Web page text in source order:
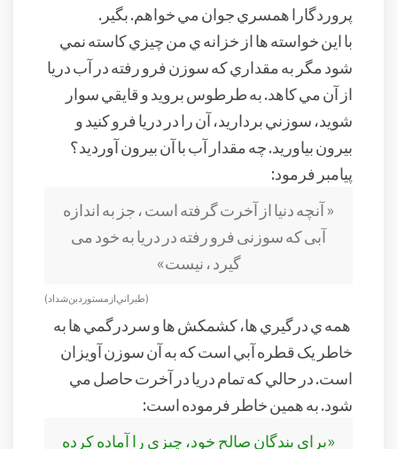
پروردگارا همسري جوان مي خواهم. بگير.
با اين خواسته ها از خزانه ي من چيزي کاسته نمي
شود مگر به مقداري که سوزن فرو رفته در آب دريا
از آن مي کاهد. به طرطوس برويد و قايقي سوار
شويد، سوزني برداريد، آن را در دريا فرو کنيد و
بيرون بياوريد. چه مقدار آب با آن بيرون آورديد؟
پيامبر فرمود:
« آنچه دنيا از آخرت گرفته است ، جز به اندازه
آبى كه سوزنى فرو رفته در دريا به خود مى
گيرد ، نيست»
(طبراني از مستورد بن شداد)
همه ي درگيري ها، کشمکش ها و سردرگمي ها به
خاطر يک قطره آبي است که به آن سوزن آويزان
است. در حالي که تمام دريا در آخرت حاصل مي
شود. به همين خاطر فرموده است:
«براي بندگان صالح خود، چيزي را آماده کرده